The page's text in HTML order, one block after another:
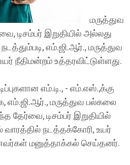
மருத்துவ
டிசம்பர் இறுதியில் அல்லது
எம்.ஜி.ஆர்., மருத்துவ
நீதிமன்றம் உத்தரவிட்டுள்ளது.
எம்.டி., - எம்.எஸ்.,க்கு
எம்.ஜி.ஆர்., மருத்துவ பல்கலை
தேர்வை, டிசம்பர் இறுதியில்
வாரத்தில் நடத்தக்கோரி, உயர்
மனுத்தாக்கல் செய்தனர்.